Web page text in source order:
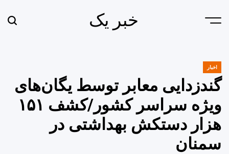
Menu خبر یک
POSTED
IN
اخبار
گندزدایی معابر توسط یگان‌های
ویژه سراسر کشور/کشف ۱۵۱
هزار دستکش بهداشتی در
سمنان